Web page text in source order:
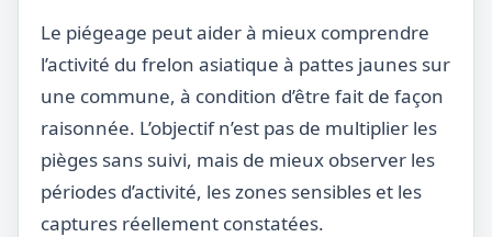
Le piégeage peut aider à mieux comprendre
l’activité du frelon asiatique à pattes jaunes sur
une commune, à condition d’être fait de façon
raisonnée. L’objectif n’est pas de multiplier les
pièges sans suivi, mais de mieux observer les
périodes d’activité, les zones sensibles et les
captures réellement constatées.